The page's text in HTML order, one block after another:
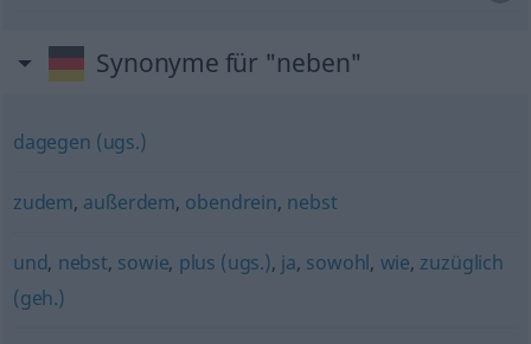
Synonyme für "neben"
dagegen (ugs.)
zudem, außerdem, obendrein, nebst
und, nebst, sowie, plus (ugs.), ja, sowohl, wie, zuzüglich
(geh.)